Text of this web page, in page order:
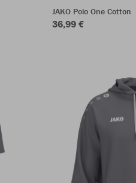
JAKO Polo One Cotton
36,99 €